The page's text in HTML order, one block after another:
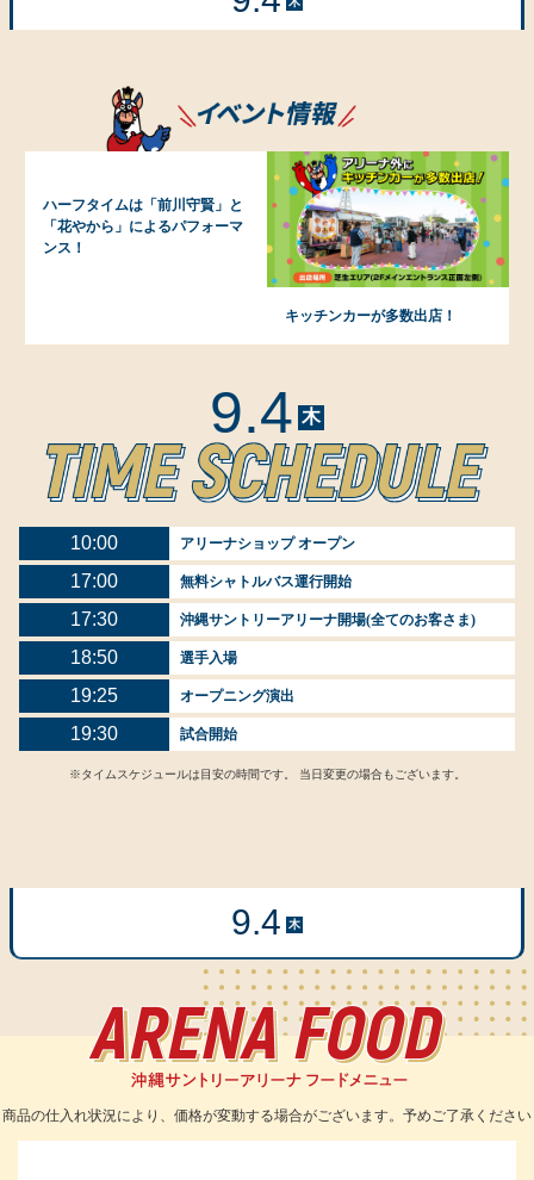
ハーフタイムは「前川守賢」と
「花やから」によるパフォーマ
ンス！
キッチンカーが多数出店！
9.4 木
10:00 アリーナショップ オープン
17:00 無料シャトルバス運行開始
17:30 沖縄サントリーアリーナ開場(全てのお客さま)
18:50 選手入場
19:25 オープニング演出
19:30 試合開始
※タイムスケジュールは目安の時間です。 当日変更の場合もございます。
9.4 木
商品の仕入れ状況により、価格が変動する場合がございます。予めご了承ください